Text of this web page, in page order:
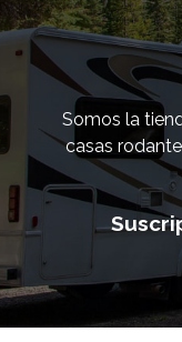
Somos la
casas